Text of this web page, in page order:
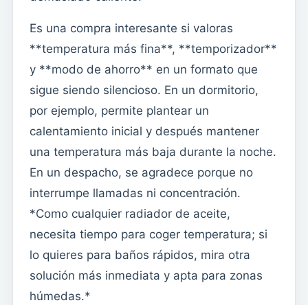
Es una compra interesante si valoras
**temperatura más fina**, **temporizador**
y **modo de ahorro** en un formato que
sigue siendo silencioso. En un dormitorio,
por ejemplo, permite plantear un
calentamiento inicial y después mantener
una temperatura más baja durante la noche.
En un despacho, se agradece porque no
interrumpe llamadas ni concentración.
*Como cualquier radiador de aceite,
necesita tiempo para coger temperatura; si
lo quieres para baños rápidos, mira otra
solución más inmediata y apta para zonas
húmedas.*